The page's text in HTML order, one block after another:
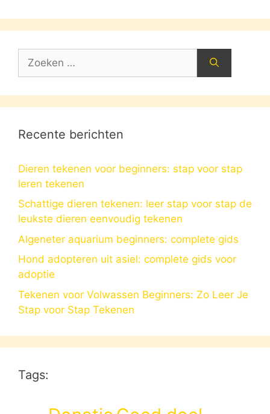
naar:
Recente berichten
Dieren tekenen voor beginners: stap voor stap
leren tekenen
Schattige dieren tekenen: leer stap voor stap de
leukste dieren eenvoudig tekenen
Algeneter aquarium beginners: complete gids
Hond adopteren uit asiel: complete gids voor
adoptie
Tekenen voor Volwassen Beginners: Zo Leer Je
Stap voor Stap Tekenen
Tags: